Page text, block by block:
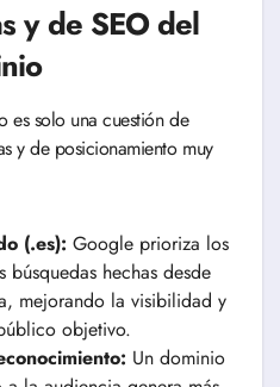
y de SEO del
es solo una cuestión de
y de posicionamiento muy
(.es): Google prioriza los
hechas desde
mejorando la visibilidad y
objetivo.
Un dominio